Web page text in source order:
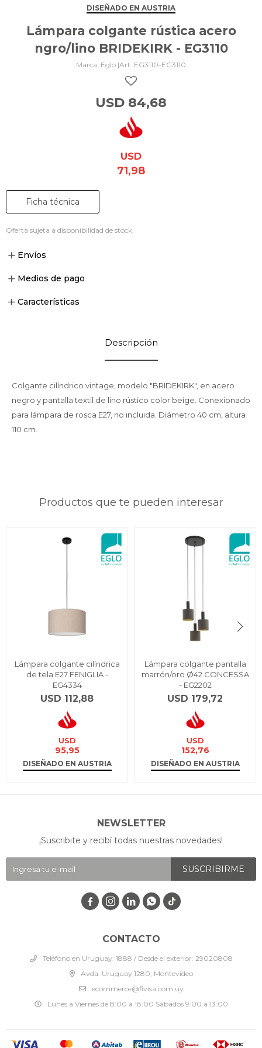
DISEÑADO EN AUSTRIA
Lámpara colgante rústica acero
ngro/lino BRIDEKIRK - EG3110
Eglo | EG3110-EG3110
USD 84,68
USD
71,98
Ficha técnica
Oferta sujeta a disponibilidad de stock.
Envíos
Medios de pago
Características
Descripción
Colgante cilíndrico vintage, modelo "BRIDEKIRK", en acero
negro y pantalla textil de lino rústico color beige. Conexionado
para lámpara de rosca E27, no incluida. Diámetro 40 cm, altura
110 cm.
Productos que te pueden interesar
Lámpara colgante cilíndrica
de tela E27 FENIGLIA -
EG4334
USD 112,88
USD
95,95
DISEÑADO EN AUSTRIA
Lámpara colgante pantalla
marrón/oro Ø42 CONCESSA
- EG2202
USD 179,72
USD
152,76
DISEÑADO EN AUSTRIA
CONTACTO
Teléfono en Uruguay: 1888 / Desde el exterior: 29020808
Avda. Uruguay 1280, Montevideo
ecommerce@fivisa.com.uy
Lunes a Viernes de 8:00 a 18:00 Sábados 9:00 a 13:00
NEWSLETTER
¡Suscribite y recibí todas nuestras novedades!
SUSCRIBIRME
   